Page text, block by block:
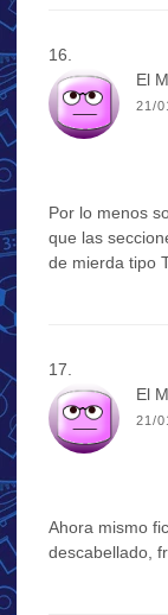
El
21/
Por lo menos
que las
de mierda tipo
El
21/
Ahora mismo
descabellado,